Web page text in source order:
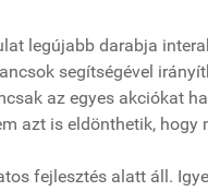
legújabb darabja
segítségével
az egyes akciókat
azt is eldönthetik,
fejlesztés alatt áll.